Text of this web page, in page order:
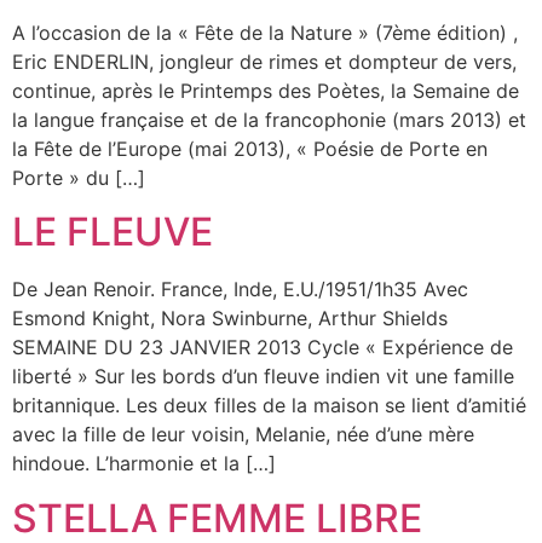
A l’occasion de la « Fête de la Nature » (7ème édition) ,
Eric ENDERLIN, jongleur de rimes et dompteur de vers,
continue, après le Printemps des Poètes, la Semaine de
la langue française et de la francophonie (mars 2013) et
la Fête de l’Europe (mai 2013), « Poésie de Porte en
Porte » du […]
LE FLEUVE
De Jean Renoir. France, Inde, E.U./1951/1h35 Avec
Esmond Knight, Nora Swinburne, Arthur Shields
SEMAINE DU 23 JANVIER 2013 Cycle « Expérience de
liberté » Sur les bords d’un fleuve indien vit une famille
britannique. Les deux filles de la maison se lient d’amitié
avec la fille de leur voisin, Melanie, née d’une mère
hindoue. L’harmonie et la […]
STELLA FEMME LIBRE